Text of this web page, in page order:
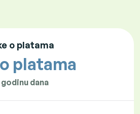
o platama
platama
dana